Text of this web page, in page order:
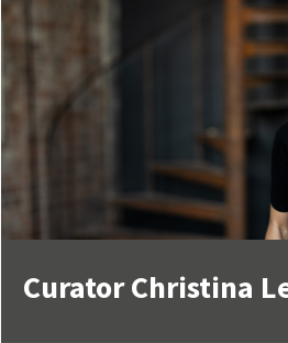
Curator Christina